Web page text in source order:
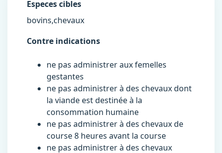
Especes cibles
bovins,chevaux
Contre indications
ne pas administrer aux femelles
gestantes
ne pas administrer à des chevaux dont
la viande est destinée à la
consommation humaine
ne pas administrer à des chevaux de
course 8 heures avant la course
ne pas administrer à des chevaux